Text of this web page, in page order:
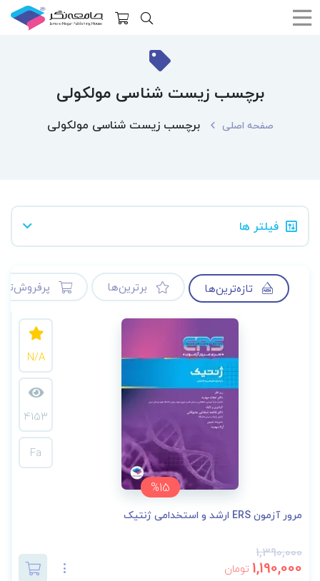
برچسب زیست شناسی مولکولی
صفحه اصلی برچسب زیست شناسی مولکولی
فیلتر ها
تازه‌ترین‌ها برترین‌ها
%15
N/A
4153
Fa
مرور آزمون ERS ارشد و استخدامی ژنتیک
1,390,000
1,190,000 تومان